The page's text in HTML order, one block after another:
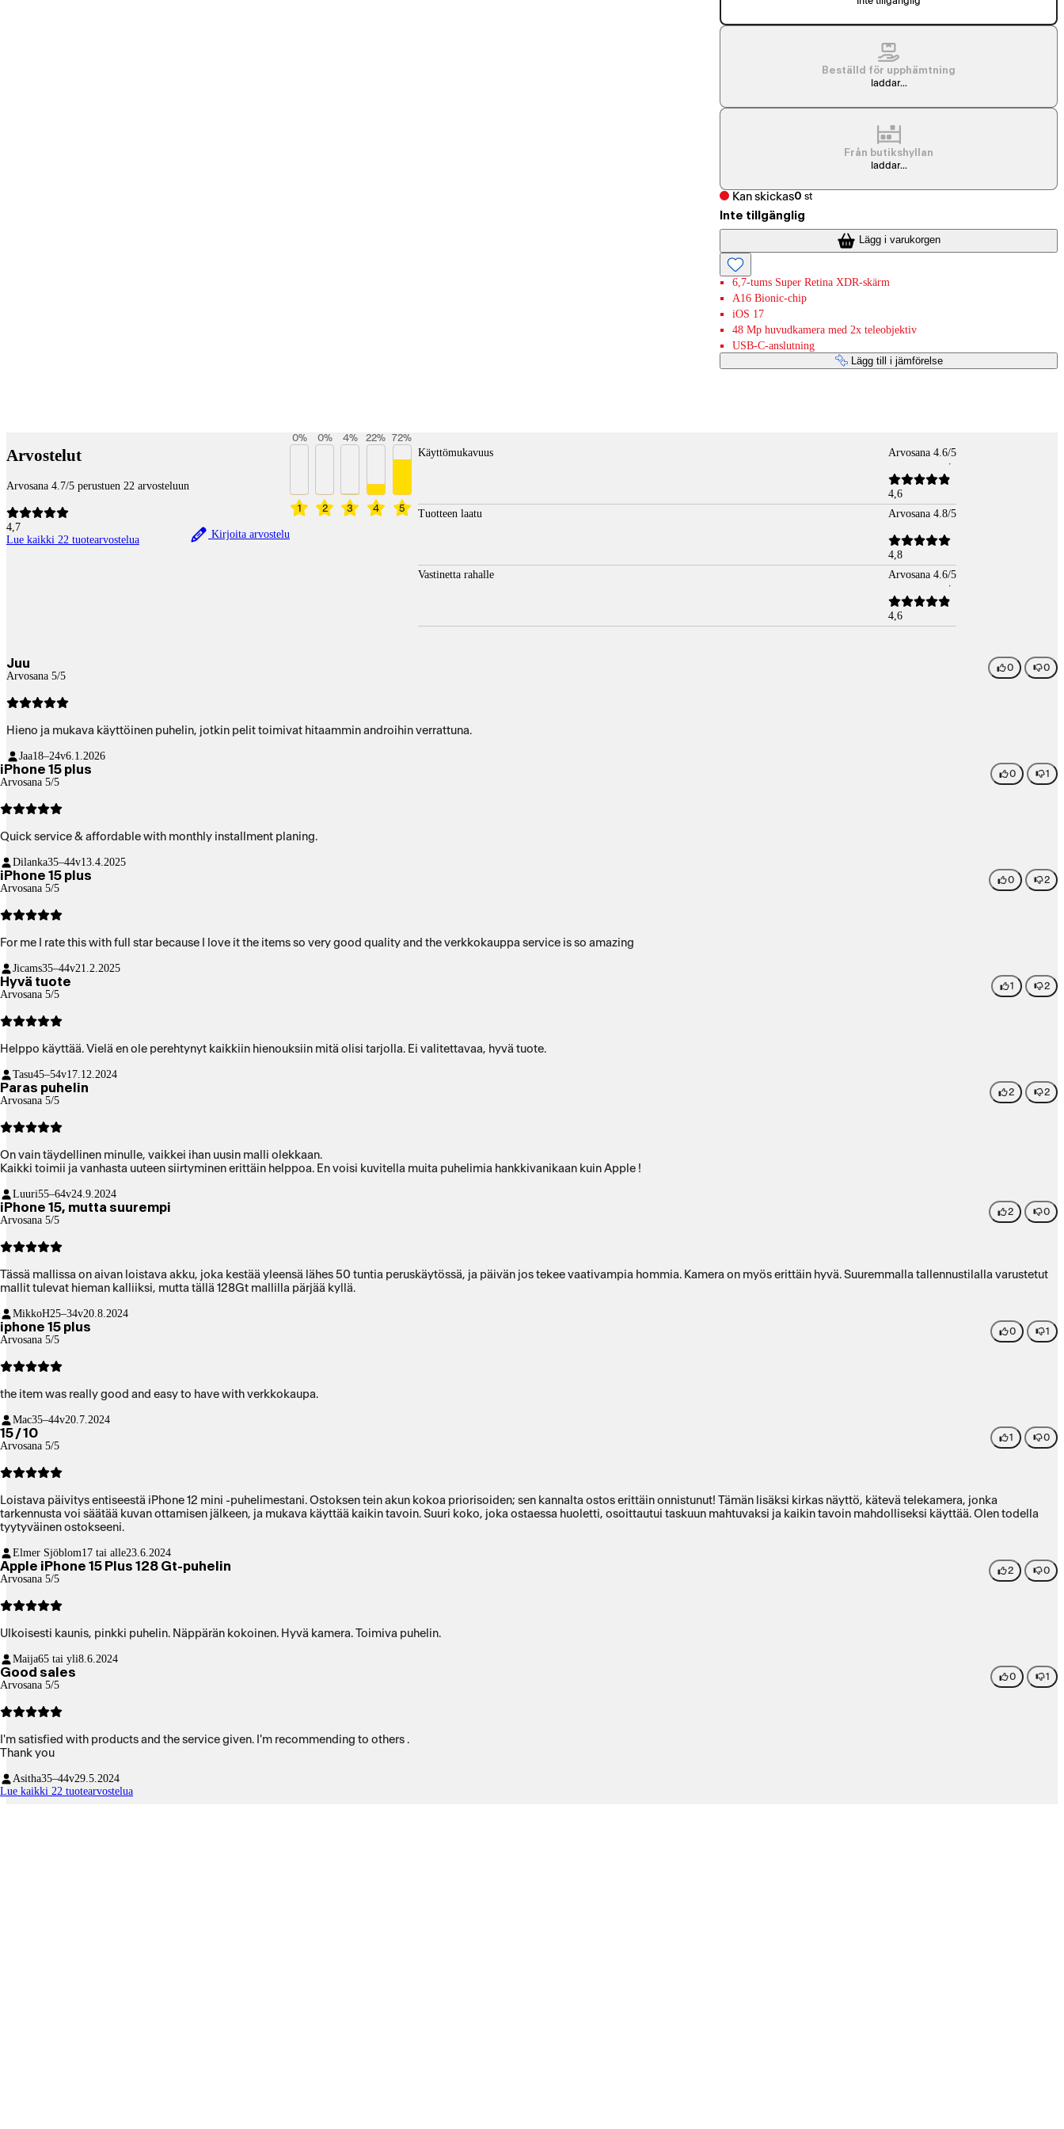
Beställd för upphämtning
laddar...
Från butikshyllan
laddar...
Kan skickas0 st
Inte tillgänglig
Lägg i varukorgen
6,7-tums Super Retina XDR-skärm
A16 Bionic-chip
iOS 17
48 Mp huvudkamera med 2x teleobjektiv
USB-C-anslutning
Lägg till i jämförelse
Arvostelut
Arvosana 4.7/5 perustuen 22 arvosteluun
4,7
Lue kaikki 22 tuotearvostelua
Kirjoita arvostelu
1
0%
2
0%
3
4%
4
22%
5
72%
Käyttömukavuus Arvosana 4.6/5
4,6
Tuotteen laatu
Arvosana 4.8/5
4,8
Vastinetta rahalle
Arvosana 4.6/5
4,6
Juu
Arvosana 5/5
0 0
Hieno ja mukava käyttöinen puhelin, jotkin pelit toimivat hitaammin androihin verrattuna.
Jaa18–24v6.1.2026
iPhone 15 plus
Arvosana 5/5
0 1
Quick service & affordable with monthly installment planing.
Dilanka35–44v13.4.2025
iPhone 15 plus
Arvosana 5/5
0 2
For me I rate this with full star because I love it the items so very good quality and the verkkokauppa service is so amazing
Jicams35–44v21.2.2025
Hyvä tuote
Arvosana 5/5
1 2
Helppo käyttää. Vielä en ole perehtynyt kaikkiin hienouksiin mitä olisi tarjolla. Ei valitettavaa, hyvä tuote.
Tasu45–54v17.12.2024
Paras puhelin
Arvosana 5/5
2 2
On vain täydellinen minulle, vaikkei ihan uusin malli olekkaan.
Kaikki toimii ja vanhasta uuteen siirtyminen erittäin helppoa. En voisi kuvitella muita puhelimia hankkivanikaan kuin Apple !
Luuri55–64v24.9.2024
iPhone 15, mutta suurempi
Arvosana 5/5
2 0
Tässä mallissa on aivan loistava akku, joka kestää yleensä lähes 50 tuntia peruskäytössä, ja päivän jos tekee vaativampia hommia. Kamera on myös erittäin hyvä. Suuremmalla tallennustilalla varustetut
mallit tulevat hieman kalliiksi, mutta tällä 128Gt mallilla pärjää kyllä.
MikkoH25–34v20.8.2024
iphone 15 plus
Arvosana 5/5
0 1
the item was really good and easy to have with verkkokaupa.
Mac35–44v20.7.2024
15 / 10
Arvosana 5/5
1 0
Loistava päivitys entiseestä iPhone 12 mini -puhelimestani. Ostoksen tein akun kokoa priorisoiden; sen kannalta ostos erittäin onnistunut! Tämän lisäksi kirkas näyttö, kätevä telekamera, jonka
tarkennusta voi säätää kuvan ottamisen jälkeen, ja mukava käyttää kaikin tavoin. Suuri koko, joka ostaessa huoletti, osoittautui taskuun mahtuvaksi ja kaikin tavoin mahdolliseksi käyttää. Olen todella
tyytyväinen ostokseeni.
Elmer Sjöblom17 tai alle23.6.2024
Apple iPhone 15 Plus 128 Gt-puhelin
Arvosana 5/5
2 0
Ulkoisesti kaunis, pinkki puhelin. Näppärän kokoinen. Hyvä kamera. Toimiva puhelin.
Maija65 tai yli8.6.2024
Good sales
Arvosana 5/5
0 1
I'm satisfied with products and the service given. I'm recommending to others .
Thank you
Asitha35–44v29.5.2024
Lue kaikki 22 tuotearvostelua